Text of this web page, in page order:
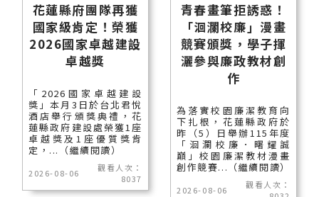
花蓮縣府團隊再獲
國家級肯定！榮獲
2026國家卓越建設
卓越獎
「2026國家卓越建設
獎」本月3日於台北君悅
酒店舉行頒獎典禮，花
蓮縣政府建設處榮獲1座
卓越獎及1座優質獎肯
定，...（繼續閱讀）
2026-08-06
觀看人次：
8037
青春畫筆拒誘惑！
「洄瀾校廉」漫畫
競賽頒獎，學子揮
灑參與廉政教材創
作
為落實校園廉潔教育向
下扎根，花蓮縣政府於
昨（5）日舉辦115年度
「洄瀾校廉．曙耀誠
巔」校園廉潔教材漫畫
創作競賽...（繼續閱讀）
2026-08-06
觀看人次：